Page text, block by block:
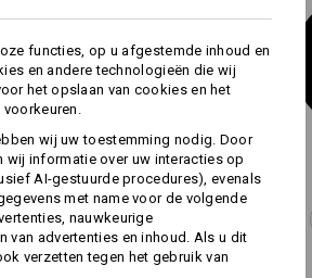
7
functies, op u afgestemde inhoud en
en andere technologieën die wij
het opslaan van cookies en het
wij uw toestemming nodig. Door
wij informatie over uw interacties op
AI-gestuurde procedures), evenals
met name voor de volgende
nauwkeurige
van advertenties en inhoud. Als u dit
verzetten tegen het gebruik van